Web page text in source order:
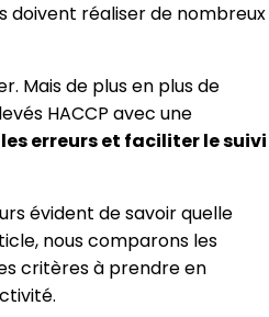
doivent réaliser de nombreux
Mais de plus en plus de
HACCP avec une
erreurs et faciliter le suivi
évident de savoir quelle
nous comparons les
critères à prendre en